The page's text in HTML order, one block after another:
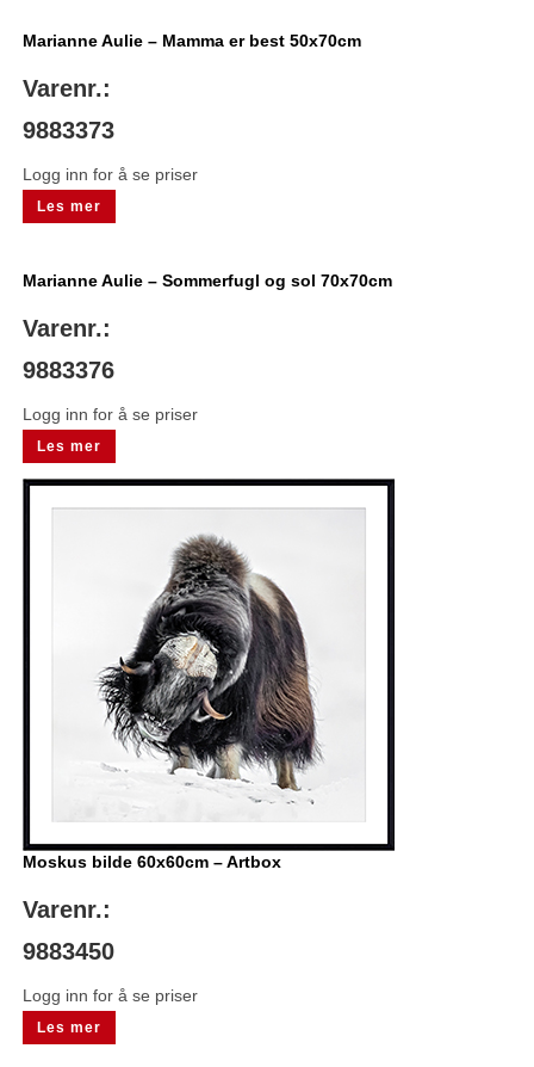
Marianne Aulie – Mamma er best 50x70cm
Varenr.:
9883373
Logg inn for å se priser
Les mer
Marianne Aulie – Sommerfugl og sol 70x70cm
Varenr.:
9883376
Logg inn for å se priser
Les mer
Moskus bilde 60x60cm – Artbox
Varenr.:
9883450
Logg inn for å se priser
Les mer